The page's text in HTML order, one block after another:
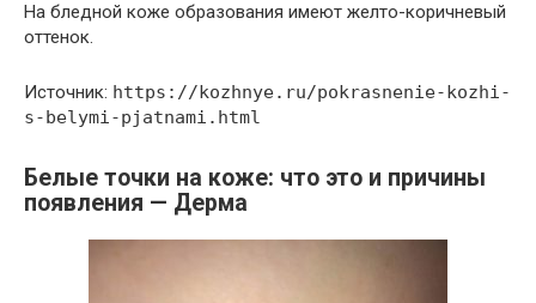
На бледной коже образования имеют желто-коричневый
оттенок.
Источник: https://kozhnye.ru/pokrasnenie-kozhi-
s-belymi-pjatnami.html
Белые точки на коже: что это и причины
появления — Дерма